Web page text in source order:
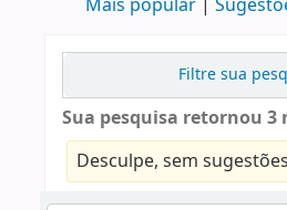
Filtre sua
Sua pesquisa retornou 3
Desculpe, sem